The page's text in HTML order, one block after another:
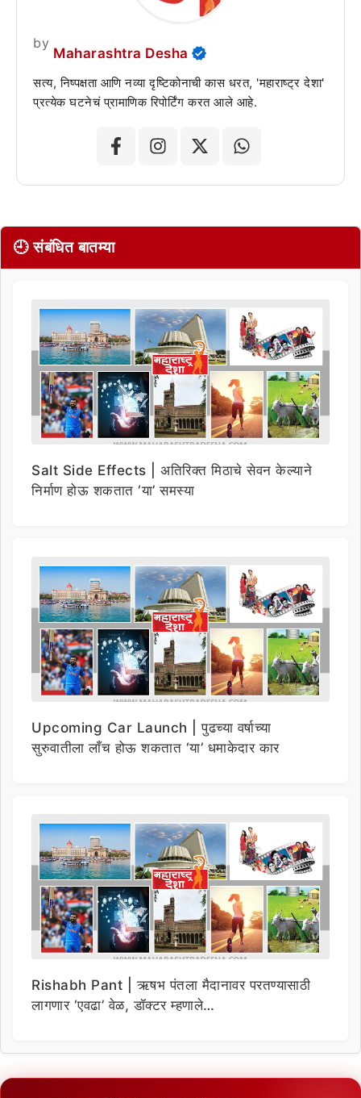
by
Maharashtra Desha
सत्य, निष्पक्षता आणि नव्या दृष्टिकोनाची कास धरत, 'महाराष्ट्र देशा'
प्रत्येक घटनेचं प्रामाणिक रिपोर्टिंग करत आले आहे.
🕘 संबंधित बातम्या
Salt Side Effects | अतिरिक्त मिठाचे सेवन केल्याने
निर्माण होऊ शकतात ‘या’ समस्या
Upcoming Car Launch | पुढच्या वर्षाच्या
सुरुवातीला लाँच होऊ शकतात ‘या’ धमाकेदार कार
Rishabh Pant | ऋषभ पंतला मैदानावर परतण्यासाठी
लागणार ‘एवढा’ वेळ, डॉक्टर म्हणाले…